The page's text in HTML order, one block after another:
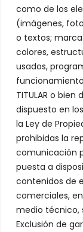
como de los
(imágenes,
o textos;
colores,
usados,
TITULAR o
dispuesto en
la Ley de
prohibidas la
comunicación
puesta a
contenidos de
comerciales,
medio técnico,
Exclusión de